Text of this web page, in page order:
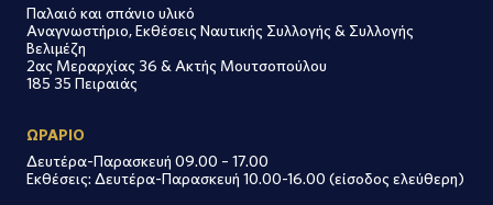
Παλαιό και σπάνιο υλικό
Αναγνωστήριο, Εκθέσεις Ναυτικής Συλλογής & Συλλογής
Βελιμέζη
2ας Μεραρχίας 36 & Ακτής Μουτσοπούλου
185 35 Πειραιάς
ΩΡΑΡΙΟ
Δευτέρα-Παρασκευή 09.00 – 17.00
Εκθέσεις: Δευτέρα-Παρασκευή 10.00-16.00 (είσοδος ελεύθερη)